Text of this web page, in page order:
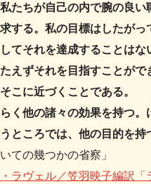
たちが自己の内で腕の良い
する。私の目標はしたがっ
てそれを達成することはな
えずそれを目指すことがで
こに近づくことである。
く他の諸々の効果を持つ。
ところでは、他の目的を持
ての幾つかの省察」
ラヴェル／笠羽映子編訳「